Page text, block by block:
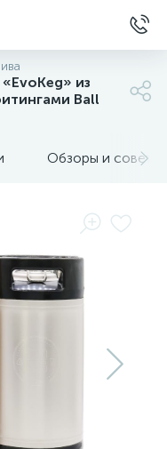
из
Ball
Обзоры и советы